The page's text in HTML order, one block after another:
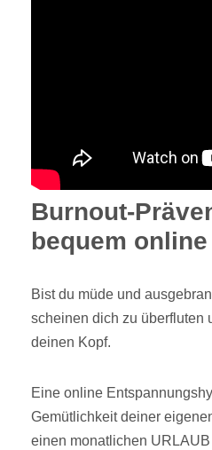
Burnout-
bequem online
Bist du müde und
scheinen dich zu überfluten
deinen Kopf.
Eine online
Gemütlichkeit deiner
einen monatlichen